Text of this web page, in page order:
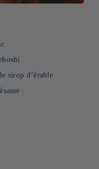
sirop d’érable